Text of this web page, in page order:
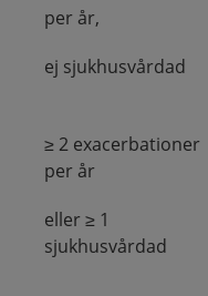
per år,
ej sjukhusvårdad
≥ 2 exacerbationer
per år
eller ≥ 1
sjukhusvårdad